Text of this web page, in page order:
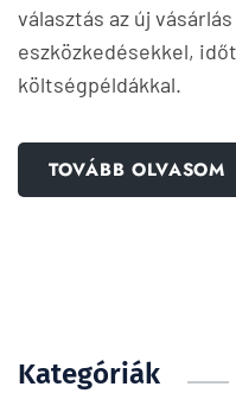
választás az új
eszközkedésekkel,
költségpéldákkal.
TOVÁBB OLVASOM
Kategóriák